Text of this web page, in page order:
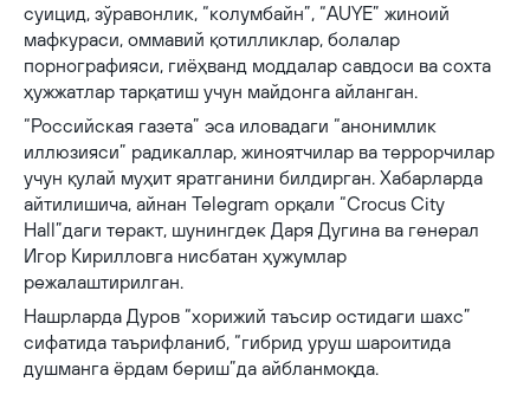
суицид, зўравонлик, “колумбайн”, “AUYE” жиноий
мафкураси, оммавий қотилликлар, болалар
порнографияси, гиёҳванд моддалар савдоси ва сохта
ҳужжатлар тарқатиш учун майдонга айланган.
“Российская газета” эса иловадаги “анонимлик
иллюзияси” радикаллар, жиноятчилар ва террорчилар
учун қулай муҳит яратганини билдирган. Хабарларда
айтилишича, айнан Telegram орқали “Crocus City
Hall”даги теракт, шунингдек Даря Дугина ва генерал
Игор Кирилловга нисбатан ҳужумлар
режалаштирилган.
Нашрларда Дуров “хорижий таъсир остидаги шахс”
сифатида таърифланиб, “гибрид уруш шароитида
душманга ёрдам бериш”да айбланмоқда.